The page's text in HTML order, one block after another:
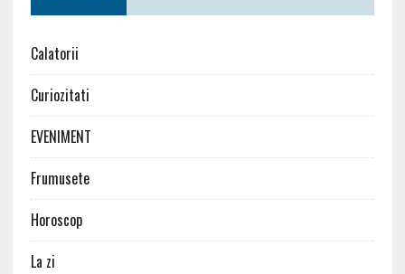
Calatorii
Curiozitati
EVENIMENT
Frumusete
Horoscop
La zi